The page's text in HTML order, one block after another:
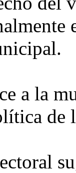
a la
de